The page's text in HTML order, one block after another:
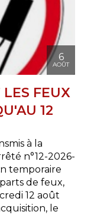
6
AOÛT
FEUX
12
à la
n°12-2026-
temporaire
de feux,
12 août
le